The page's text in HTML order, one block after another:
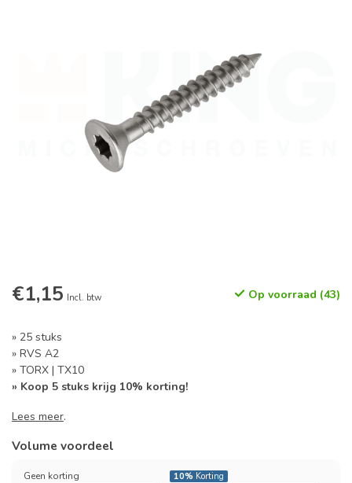
€1,15 Incl. btw Op voorraad (43)
» 25 stuks
» RVS A2
» TORX | TX10
» Koop 5 stuks krijg 10% korting!
Lees meer.
Volume voordeel
Geen korting 10% Korting